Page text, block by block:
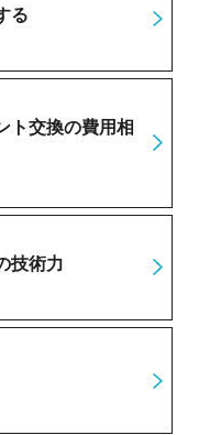
る
ト交換の費用相
技術力